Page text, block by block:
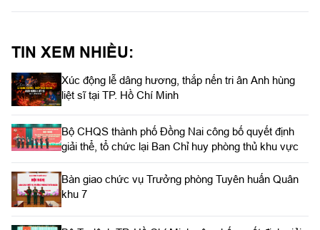
đã dành cả cuộc đời để bồi đắp “linh hồn, mạch sống” cho
Quân đội, để lại những dấu ấn sâu đậm trong lòng cán bộ, chiến
sĩ và sự nghiệp cách mạng của dân tộc.
TIN XEM NHIỀU:
Xúc động lễ dâng hương, thắp nến tri ân Anh hùng
liệt sĩ tại TP. Hồ Chí Minh
Bộ CHQS thành phố Đồng Nai công bố quyết định
giải thể, tổ chức lại Ban Chỉ huy phòng thủ khu vực
Bàn giao chức vụ Trưởng phòng Tuyên huấn Quân
khu 7